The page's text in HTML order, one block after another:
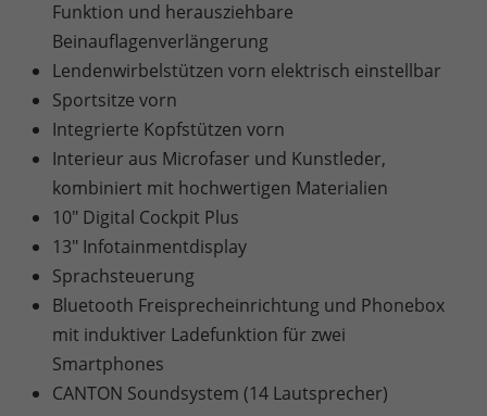
Funktion und herausziehbare
Beinauflagenverlängerung
Lendenwirbelstützen vorn elektrisch einstellbar
Sportsitze vorn
Integrierte Kopfstützen vorn
Interieur aus Microfaser und Kunstleder,
kombiniert mit hochwertigen Materialien
10" Digital Cockpit Plus
13" Infotainmentdisplay
Sprachsteuerung
Bluetooth Freisprecheinrichtung und Phonebox
mit induktiver Ladefunktion für zwei
Smartphones
CANTON Soundsystem (14 Lautsprecher)